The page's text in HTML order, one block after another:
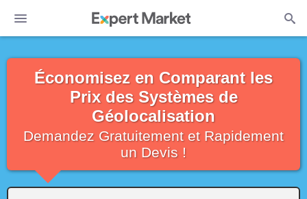
Économisez en Comparant les
Prix des Systèmes de
Géolocalisation
Demandez Gratuitement et Rapidement
un Devis !